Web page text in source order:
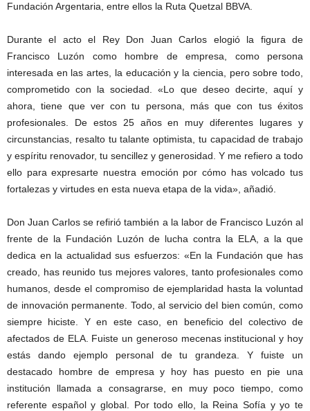
Fundación Argentaria, entre ellos la Ruta Quetzal BBVA.
Durante el acto el Rey Don Juan Carlos elogió la figura de
Francisco Luzón como hombre de empresa, como persona
interesada en las artes, la educación y la ciencia, pero sobre todo,
comprometido con la sociedad. «Lo que deseo decirte, aquí y
ahora, tiene que ver con tu persona, más que con tus éxitos
profesionales. De estos 25 años en muy diferentes lugares y
circunstancias, resalto tu talante optimista, tu capacidad de trabajo
y espíritu renovador, tu sencillez y generosidad. Y me refiero a todo
ello para expresarte nuestra emoción por cómo has volcado tus
fortalezas y virtudes en esta nueva etapa de la vida», añadió.
Don Juan Carlos se refirió también a la labor de Francisco Luzón al
frente de la Fundación Luzón de lucha contra la ELA, a la que
dedica en la actualidad sus esfuerzos: «En la Fundación que has
creado, has reunido tus mejores valores, tanto profesionales como
humanos, desde el compromiso de ejemplaridad hasta la voluntad
de innovación permanente. Todo, al servicio del bien común, como
siempre hiciste. Y en este caso, en beneficio del colectivo de
afectados de ELA. Fuiste un generoso mecenas institucional y hoy
estás dando ejemplo personal de tu grandeza. Y fuiste un
destacado hombre de empresa y hoy has puesto en pie una
institución llamada a consagrarse, en muy poco tiempo, como
referente español y global. Por todo ello, la Reina Sofía y yo te